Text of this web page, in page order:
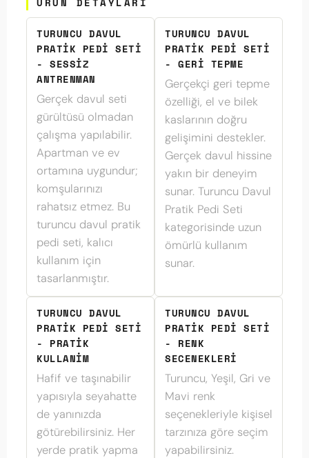
TURUNCU DAVUL
PRATIK PEDI SETI
- SESSIZ
ANTRENMAN
Gerçek davul seti
gürültüsü olmadan
çalışma yapılabilir.
Apartman ve ev
ortamına uygundur;
komşularınızı
rahatsız etmez. Bu
turuncu davul pratik
pedi seti, kalıcı
kullanım için
tasarlanmıştır.
TURUNCU DAVUL
PRATIK PEDI SETI
- GERI TEPME
Gerçekçi geri tepme
özelliği, el ve bilek
kaslarının doğru
gelişimini destekler.
Gerçek davul hissine
yakın bir deneyim
sunar. Turuncu Davul
Pratik Pedi Seti
kategorisinde uzun
ömürlü kullanım
sunar.
TURUNCU DAVUL
PRATIK PEDI SETI
- PRATIK
KULLANIM
Hafif ve taşınabilir
yapısıyla seyahatte
de yanınızda
götürebilirsiniz. Her
yerde pratik yapma
TURUNCU DAVUL
PRATIK PEDI SETI
- RENK
SECENEKLERI
Turuncu, Yeşil, Gri ve
Mavi renk
seçenekleriyle kişisel
tarzınıza göre seçim
yapabilirsiniz.